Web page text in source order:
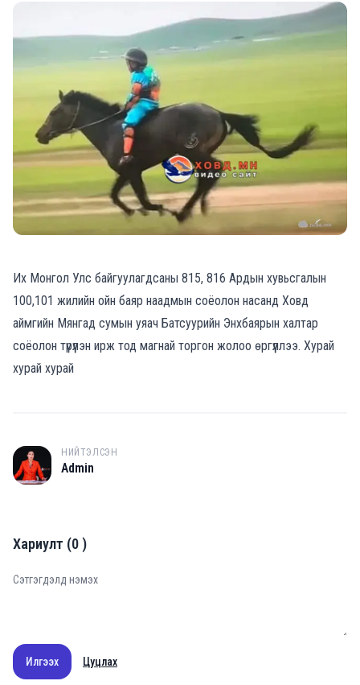
Их Монгол Улс байгуулагдсаны 815, 816 Ардын хувьсгалын
100,101 жилийн ойн баяр наадмын соёолон насанд Ховд
аймгийн Мянгад сумын уяач Батсуурийн Энхбаярын халтар
соёолон түрүүлэн ирж тод магнай торгон жолоо өргүүллээ. Хурай
хурай хурай
A
НИЙТЭЛСЭН
Admin
Хариулт (0)
Илгээх Цуцлах